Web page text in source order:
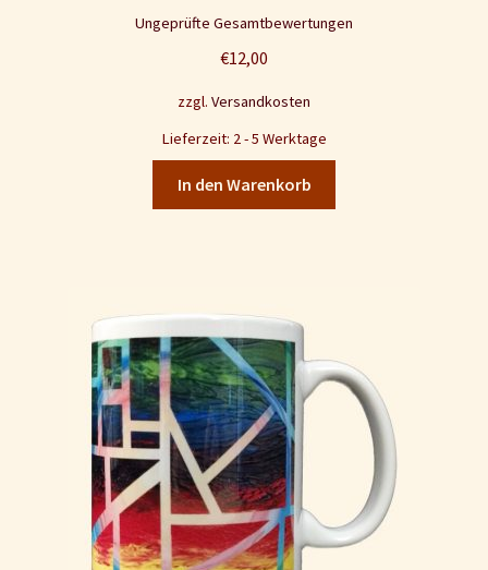
Ungeprüfte Gesamtbewertungen
€12,00
zzgl. Versandkosten
Lieferzeit: 2 - 5 Werktage
In den Warenkorb